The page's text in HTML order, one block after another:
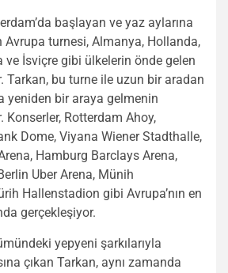
başlayan ve yaz aylarına
Avrupa turnesi, Almanya, Hollanda,
ve İsviçre gibi ülkelerin önde gelen
Tarkan, bu turne ile uzun bir aradan
yeniden bir araya gelmenin
Konserler, Rotterdam Ahoy,
Dome, Viyana Wiener Stadthalle,
Hamburg Barclays Arena,
Uber Arena, Münih
Hallenstadion gibi Avrupa’nın en
gerçekleşiyor.
yepyeni şarkılarıyla
çıkan Tarkan, aynı zamanda